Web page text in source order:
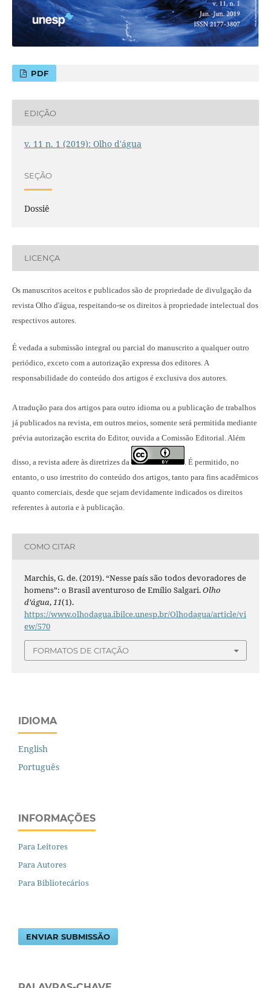
PDF
EDIÇÃO
v. 11 n. 1 (2019): Olho d'água
SEÇÃO
Dossiê
LICENÇA
Os manuscritos aceitos e publicados são de propriedade de divulgação da
revista Olho d'água, respeitando-se os direitos à propriedade intelectual dos
respectivos autores.
É vedada a submissão integral ou parcial do manuscrito a qualquer outro
periódico, exceto com a autorização expressa dos editores. A
responsabilidade do conteúdo dos artigos é exclusiva dos autores.
A tradução para dos artigos para outro idioma ou a publicação de trabalhos
já publicados na revista , em outros meios, somente será permitida mediante
prévia autorização escrita do Editor, ouvida a Comissão Editorial. Além
disso, a revista adere às diretrizes da
É permitido, no
entanto, o uso irrestrito do conteúdo dos artigos, tanto para fins acadêmicos
quanto comerciais, desde que sejam devidamente indicados os direitos
referentes à autoria e à publicação.
COMO CITAR
Marchis, G. de. (2019). “Nesse país são todos devoradores de
homens”: o Brasil aventuroso de Emílio Salgari.Olho
d’água, 11(1).
https://www.olhodagua.ibilce.unesp.br/Olhodagua/article/vi
ew/570
FORMATOS DE CITAÇÃO
IDIOMA
English
Português
INFORMAÇÕES
Para Leitores
Para Autores
Para Bibliotecários
ENVIAR SUBMISSÃO